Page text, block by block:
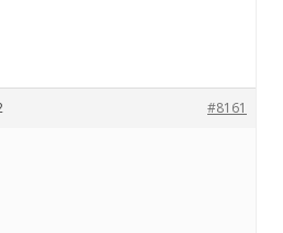
#8161